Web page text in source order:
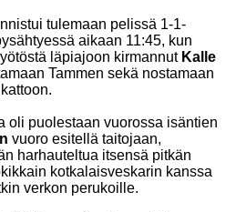
tulemaan pelissä 1-1-
aikaan 11:45, kun
läpiajoon kirmannut Kalle
Tammen sekä nostamaan
oli puolestaan vuorossa isäntien
vuoro esitellä taitojaan,
harhauteltua itsensä pitkän
kotkalaisveskarin kanssa
verkon perukoille.